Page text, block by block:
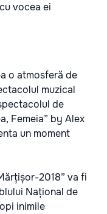
vocea ei
o atmosferă de
muzical
de
Femeia” by Alex
un moment
2018” va fi
Național de
inimile